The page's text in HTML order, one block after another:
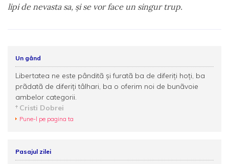
lipi de nevasta sa, şi se vor face un singur trup.
Un gând
Libertatea ne este pânditã şi furatã ba de diferiţi hoţi, ba
prãdatã de diferiţi tâlhari, ba o oferim noi de bunãvoie
ambelor categorii.
Cristi Dobrei
Pune-l pe pagina ta
Pasajul zilei